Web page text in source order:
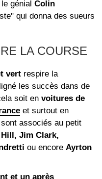
génial Colin
qui donna des sueurs
LA COURSE
vert respire la
les succès dans de
soit en voitures de
et surtout en
associés au petit
Jim Clark,
ou encore Ayrton
et un après